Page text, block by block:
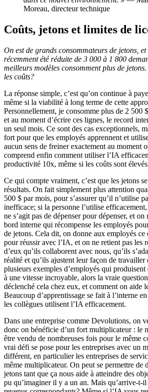
Moreau, directeur technique
Coûts, jetons et limites de
On est de grands consommateurs de jetons,
récemment été réduite de 3 000 à 1 800
meilleurs modèles consomment plus de
les coûts?
La réponse simple, c’est qu’on continue à
même si la viabilité à long terme de cette
Personnellement, je consomme plus de 2 500
et au moment d’écrire ces lignes, le record
un seul mois. Ce sont des cas exceptionnels,
fort pour que les employés apprennent et
aucun sens de freiner exactement au moment
comprend enfin comment utiliser l’IA
productivité 10x, même si les coûts sont
Ce qui compte vraiment, c’est que les jetons
résultats. On fait simplement plus attention
500 $ par mois, pour s’assurer qu’il n’utilise
inefficace; si la personne l’utilise
ne s’agit pas de dépenser pour dépenser, et on
bord interne qui récompense les employés
de jetons. Cela dit, on donne aux employés ce
pour réussir avec l’IA, et on ne retient pas les
d’eux qu’ils collaborent avec nous, qu’ils
réalité et qu’ils ajustent leur façon de travailler
plusieurs exemples d’employés qui
à une vitesse incroyable, alors la vraie
déclenché cela chez eux, et comment on aide
Beaucoup d’apprentissage se fait à l’interne
les collègues utilisent l’IA efficacement.
Dans une entreprise comme Devolutions, on
donc on bénéficie d’un fort multiplicateur : le
être vendu de nombreuses fois pour le même
vrai défi se pose pour les entreprises avec un
différent, en particulier les entreprises de
même multiplicateur. On peut se permettre de
jetons tant que ça nous aide à atteindre des
pu qu’imaginer il y a un an. Mais qu’arrive-t-il